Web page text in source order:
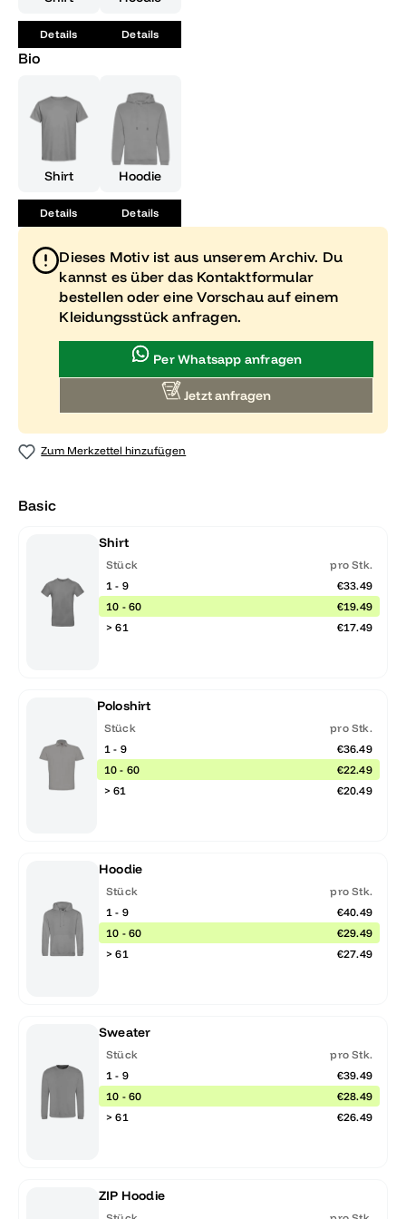
Details Details
Bio
Shirt
Details
Hoodie
Details
Dieses Motiv ist aus unserem Archiv. Du
kannst es über das Kontaktformular
bestellen oder eine Vorschau auf einem
Kleidungsstück anfragen.
Per Whatsapp anfragen
Jetzt anfragen
Zum Merkzettel hinzufügen
Basic
Shirt
Stück
pro Stk.
1 - 9
€33.49
10 - 60
€19.49
> 61
€17.49
Poloshirt
Stück
pro Stk.
1 - 9
€36.49
10 - 60
€22.49
> 61
€20.49
Hoodie
Stück
pro Stk.
1 - 9
€40.49
10 - 60
€29.49
> 61
€27.49
Sweater
Stück
pro Stk.
1 - 9
€39.49
10 - 60
€28.49
> 61
€26.49
ZIP Hoodie